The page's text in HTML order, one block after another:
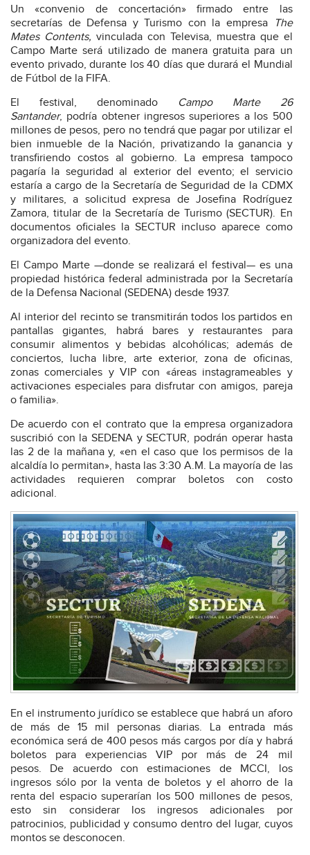
Un «convenio de concertación» firmado entre las
secretarías de Defensa y Turismo con la empresa
The
Mates Contents, vinculada con Televisa, muestra que el
Campo Marte será utilizado de manera gratuita para un
evento privado, durante los 40 días que durará el Mundial
de Fútbol de la FIFA.
El festival, denominado
Campo Marte 26
Santander, podría obtener ingresos superiores a los 500
millones de pesos, pero no tendrá que pagar por utilizar el
bien inmueble de la Nación, privatizando la ganancia y
transfiriendo costos al gobierno. La empresa tampoco
pagaría la seguridad al exterior del evento; el servicio
estaría a cargo de la Secretaría de Seguridad de la CDMX
y militares, a solicitud expresa de Josefina Rodríguez
Zamora, titular de la Secretaría de Turismo (SECTUR). En
documentos oficiales la SECTUR incluso aparece como
organizadora del evento.
El Campo Marte —donde se realizará el festival— es una
propiedad histórica federal administrada por la Secretaría
de la Defensa Nacional (SEDENA) desde 1937.
Al interior del recinto se transmitirán todos los partidos en
pantallas gigantes, habrá bares y restaurantes para
consumir alimentos y bebidas alcohólicas; además de
conciertos, lucha libre, arte exterior, zona de oficinas,
zonas comerciales y VIP con «áreas instagrameables y
activaciones especiales para disfrutar con amigos, pareja
o familia».
De acuerdo con el contrato que la empresa organizadora
suscribió con la SEDENA y SECTUR, podrán operar hasta
las 2 de la mañana y, «en el caso que los permisos de la
alcaldía lo permitan», hasta las 3:30 A.M. La mayoría de las
actividades requieren comprar boletos con costo
adicional.
En el instrumento jurídico se establece que habrá un aforo
de más de 15 mil personas diarias. La entrada más
económica será de 400 pesos más cargos por día y habrá
boletos para experiencias VIP por más de 24 mil
pesos. De acuerdo con estimaciones de MCCI, los
ingresos sólo por la venta de boletos y el ahorro de la
renta del espacio superarían los 500 millones de pesos,
esto sin considerar los ingresos adicionales por
patrocinios, publicidad y consumo dentro del lugar, cuyos
montos se desconocen.